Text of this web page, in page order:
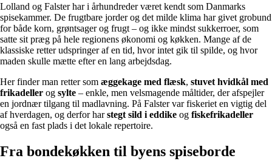
Lolland og Falster har i århundreder været kendt som Danmarks
spisekammer. De frugtbare jorder og det milde klima har givet grobund
for både korn, grøntsager og frugt – og ikke mindst sukkerroer, som
satte sit præg på hele regionens økonomi og køkken. Mange af de
klassiske retter udspringer af en tid, hvor intet gik til spilde, og hvor
maden skulle mætte efter en lang arbejdsdag.
Her finder man retter som æggekage med flæsk, stuvet hvidkål med
frikadeller og sylte – enkle, men velsmagende måltider, der afspejler
en jordnær tilgang til madlavning. På Falster var fiskeriet en vigtig del
af hverdagen, og derfor harstegt sild i eddike og fiskefrikadeller
også en fast plads i det lokale repertoire.
Fra bondekøkken til byens spiseborde